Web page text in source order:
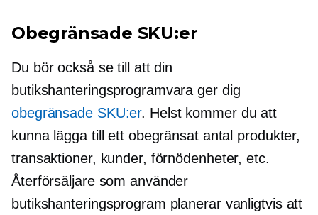
Obegränsade SKU:er
Du bör också se till att din
butikshanteringsprogramvara ger dig
obegränsade SKU:er. Helst kommer du att
kunna lägga till ett obegränsat antal produkter,
transaktioner, kunder, förnödenheter, etc.
Återförsäljare som använder
butikshanteringsprogram planerar vanligtvis att